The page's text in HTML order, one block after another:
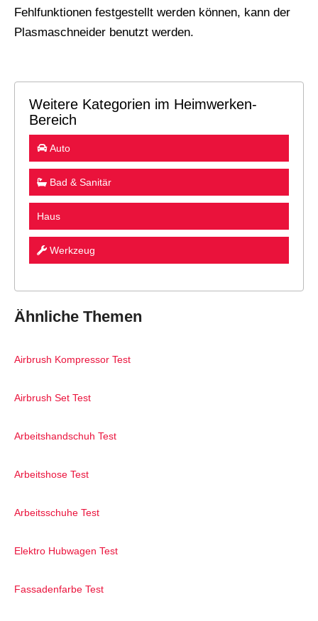
Fehlfunktionen festgestellt werden können, kann der
Plasmaschneider benutzt werden.
Weitere Kategorien im Heimwerken-
Bereich
Auto
Bad & Sanitär
Haus
Werkzeug
Ähnliche Themen
Airbrush Kompressor Test
Airbrush Set Test
Arbeitshandschuh Test
Arbeitshose Test
Arbeitsschuhe Test
Elektro Hubwagen Test
Fassadenfarbe Test